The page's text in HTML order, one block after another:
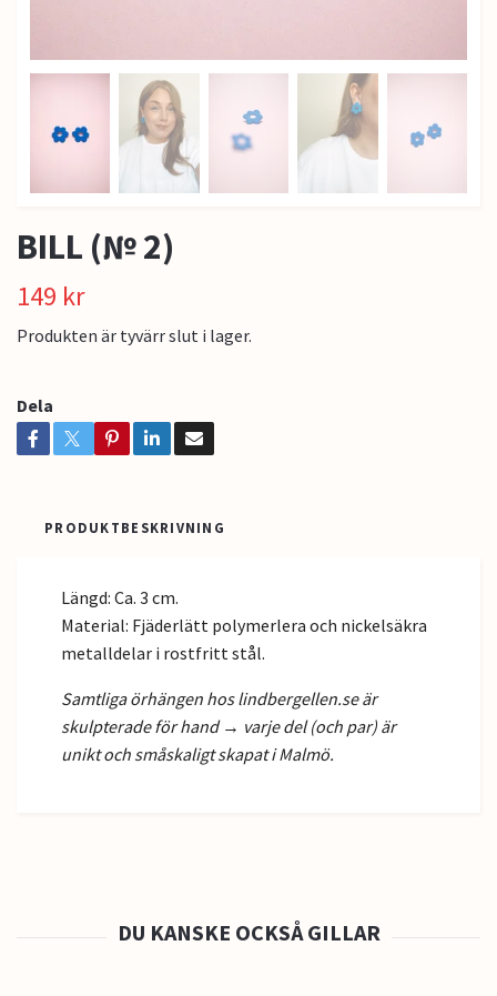
BILL (№ 2)
149 kr
Produkten är tyvärr slut i lager.
Dela
PRODUKTBESKRIVNING
Längd: Ca. 3 cm.
Material: Fjäderlätt polymerlera och nickelsäkra
metalldelar i rostfritt stål.
Samtliga örhängen hos lindbergellen.se är
skulpterade för hand → varje del (och par) är
unikt och småskaligt skapat i Malmö.